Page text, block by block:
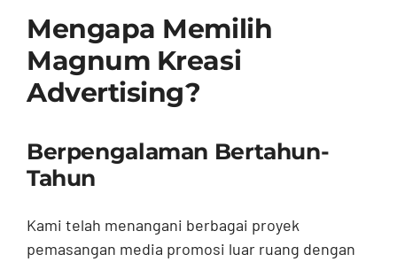
Mengapa Memilih
Magnum Kreasi
Advertising?
Berpengalaman Bertahun-
Tahun
Kami telah menangani berbagai proyek
pemasangan media promosi luar ruang dengan